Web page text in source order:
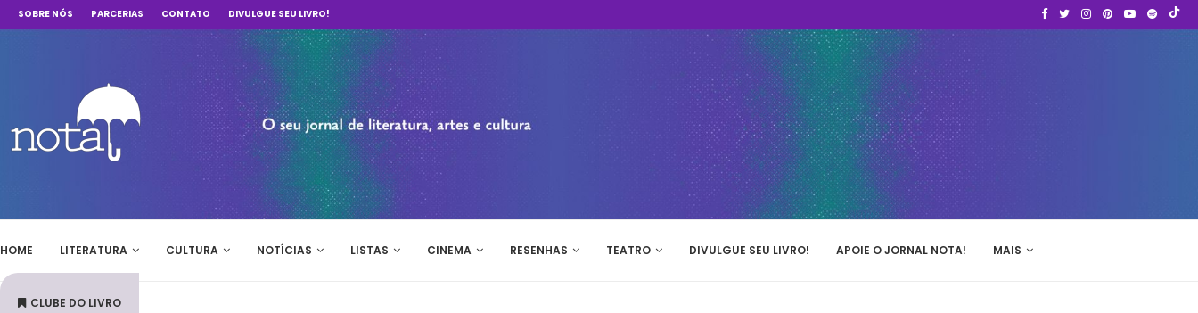
SOBRE NÓS PARCERIAS CONTATO DIVULGUE SEU LIVRO!
HOME LITERATURA CULTURA NOTÍCIAS LISTAS CINEMA RESENHAS TEATRO DIVULGUE SEU LIVRO! APOIE O JORNAL NOTA! MAIS
CLUBE DO LIVRO